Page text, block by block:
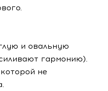
и овальную
гармонию).
не